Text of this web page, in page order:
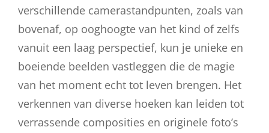
verschillende camerastandpunten, zoals van
bovenaf, op ooghoogte van het kind of zelfs
vanuit een laag perspectief, kun je unieke en
boeiende beelden vastleggen die de magie
van het moment echt tot leven brengen. Het
verkennen van diverse hoeken kan leiden tot
verrassende composities en originele foto’s